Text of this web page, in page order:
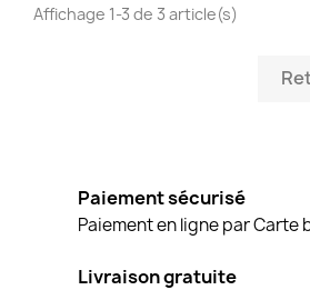
Affichage 1-3 de 3 article(s)
Paiement sécurisé
Paiement en ligne par Carte
Livraison gratuite